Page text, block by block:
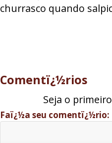
churrasco quando
Comentï¿½rios
Seja o
Faï¿½a seu comentï¿½rio: